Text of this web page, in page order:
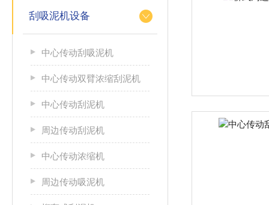
刮吸泥机设备
中心传动刮吸泥机
中心传动双臂浓缩刮泥机
中心传动刮泥机
周边传动刮泥机
中心传动浓缩机
周边传动吸泥机